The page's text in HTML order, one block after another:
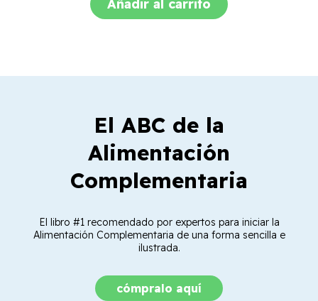
Añadir al carrito
El ABC de la
Alimentación
Complementaria
El libro #1 recomendado por expertos para iniciar la
Alimentación Complementaria de una forma sencilla e
ilustrada.
cómpralo aquí